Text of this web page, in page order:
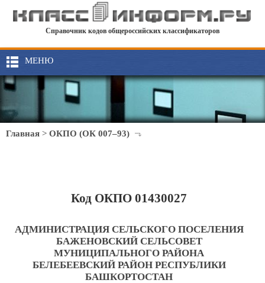
Справочник кодов общероссийских классификаторов
МЕНЮ
Главная > ОКПО (ОК 007–93)
Код ОКПО 01430027
АДМИНИСТРАЦИЯ СЕЛЬСКОГО ПОСЕЛЕНИЯ
БАЖЕНОВСКИЙ СЕЛЬСОВЕТ
МУНИЦИПАЛЬНОГО РАЙОНА
БЕЛЕБЕЕВСКИЙ РАЙОН РЕСПУБЛИКИ
БАШКОРТОСТАН